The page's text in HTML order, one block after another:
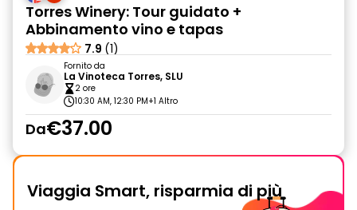
Torres Winery: Tour guidato +
Abbinamento vino e tapas
7.9 (1)
Fornito da
La Vinoteca Torres, SLU
2 ore
10:30 AM, 12:30 PM+1 Altro
Da€37.00
Viaggia Smart, risparmia di più